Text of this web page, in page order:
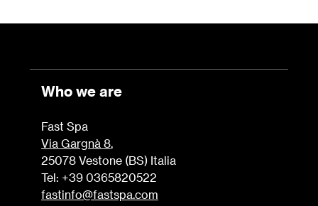
Who we are
Fast Spa
Via Gargnà 8,
25078 Vestone (BS) Italia
Tel: +39 0365820522
fastinfo@fastspa.com